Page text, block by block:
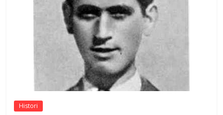
Çlirimtari Mentor Mushkolaj nderohet
me mirenjohje nga Xhevdet Qeriqi Dega
e invalidëve në Fushë Kosovë
August 4, 2026 Comments Off
Sulm , pse të dua ty
August 8, 2026 Comments Off
Histori